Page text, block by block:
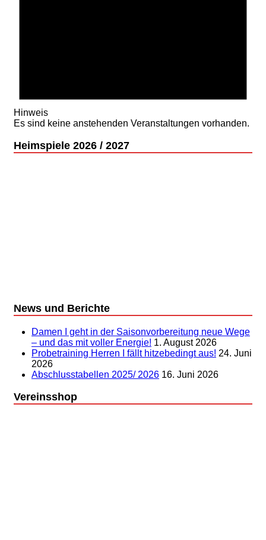
Hinweis
Es sind keine anstehenden Veranstaltungen vorhanden.
Heimspiele 2026 / 2027
News und Berichte
Damen I geht in der Saisonvorbereitung neue Wege
– und das mit voller Energie! 1. August 2026
Probetraining Herren I fällt hitzebedingt aus! 24. Juni
2026
Abschlusstabellen 2025/ 2026 16. Juni 2026
Vereinsshop